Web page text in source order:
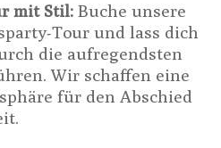
mit Stil: Buche unsere
Tour und lass dich
die aufregendsten
Wir schaffen eine
für den Abschied